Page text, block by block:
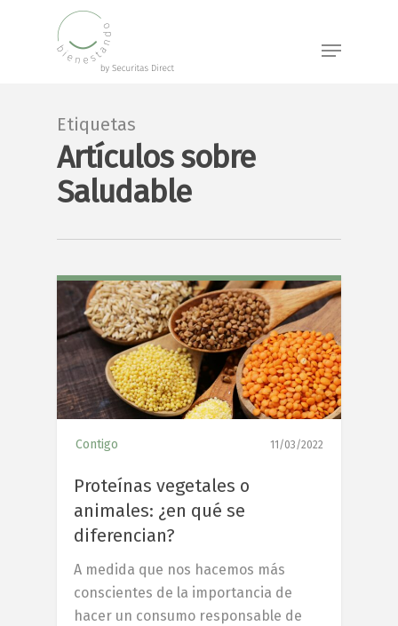
Menu
Etiquetas
Artículos sobre
Saludable
Contigo 11/03/2022
Proteínas vegetales o
animales: ¿en qué se
diferencian?
A medida que nos hacemos más
conscientes de la importancia de
hacer un consumo responsable de
4